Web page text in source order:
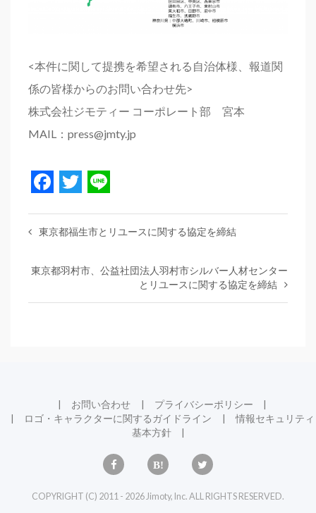
<本件に関して提携を希望される自治体様、報道関
係の皆様からのお問い合わせ先>
株式会社ジモティー コーポレート部 宮本
MAIL：press@jmty.jp
Facebook
Twitter
東京都福生市とリユースに関する協定を締結
東京都羽村市、公益社団法人羽村市シルバー人材センター
とリユースに関する協定を締結
お問い合わせ
プライバシーポリシー
ロゴ・キャラクターに関するガイドライン
情報セキュリティ
基本方針
COPYRIGHT (C) 2011 - 2026 Jimoty, Inc. ALL RIGHTS RESERVED.